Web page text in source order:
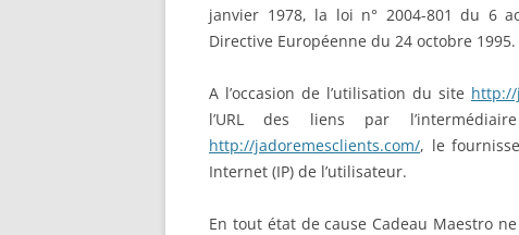
janvier 1978, la loi n° 2004-801 du 6
Directive Européenne du 24 octobre 1995.
A l’occasion de l’utilisation du site http://
l’URL des liens par
http://jadoremesclients.com/, le
Internet (IP) de l’utilisateur.
En tout état de cause Cadeau Maestro